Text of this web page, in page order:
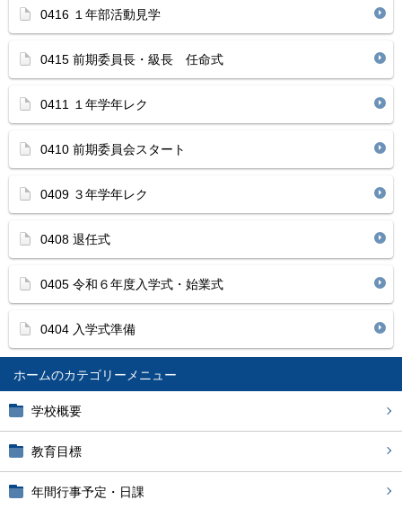
ホーム
学校概要
教育目標
年間行事予定・日課
0416 １年部活動見学
0415 前期委員長・級長 任命式
0411 １年学年レク
0410 前期委員会スタート
0409 ３年学年レク
0408 退任式
0405 令和６年度入学式・始業式
0404 入学式準備